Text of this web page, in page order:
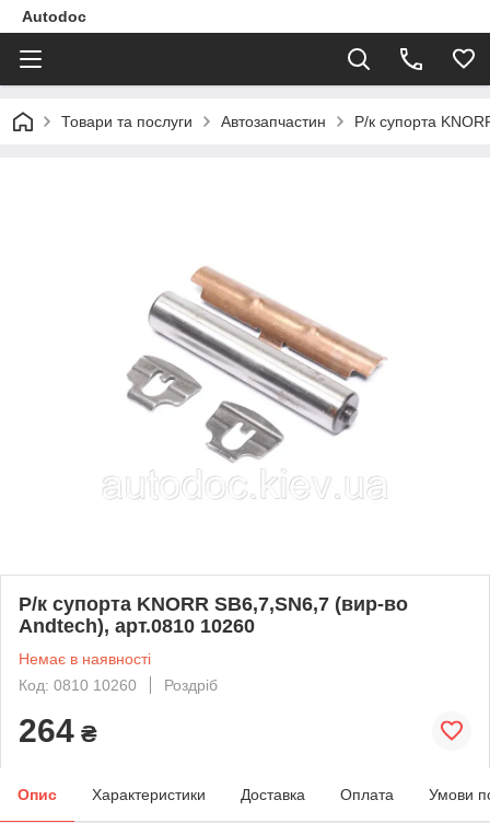
Autodoc
Товари та послуги Автозапчастин Р/к супорта
Р/к супорта KNORR SB6,7,SN6,7 (вир-во
Andtech), арт.0810 10260
Немає в наявності
Код: 0810 10260
Роздріб
264 ₴
Опис Характеристики Доставка Оплата Умови